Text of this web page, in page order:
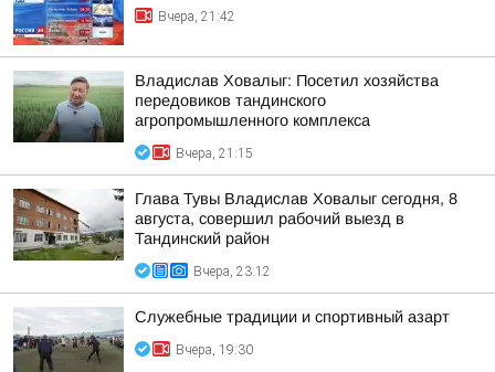
Вчера, 21:42
Владислав Ховалыг: Посетил хозяйства
передовиков тандинского
агропромышленного комплекса
Вчера, 21:15
Глава Тувы Владислав Ховалыг сегодня, 8
августа, совершил рабочий выезд в
Тандинский район
Вчера, 23:12
Служебные традиции и спортивный азарт
Вчера, 19:30